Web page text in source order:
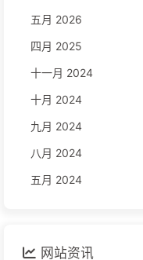
五月 2026
四月 2025
十一月 2024
十月 2024
九月 2024
八月 2024
五月 2024
网站资讯